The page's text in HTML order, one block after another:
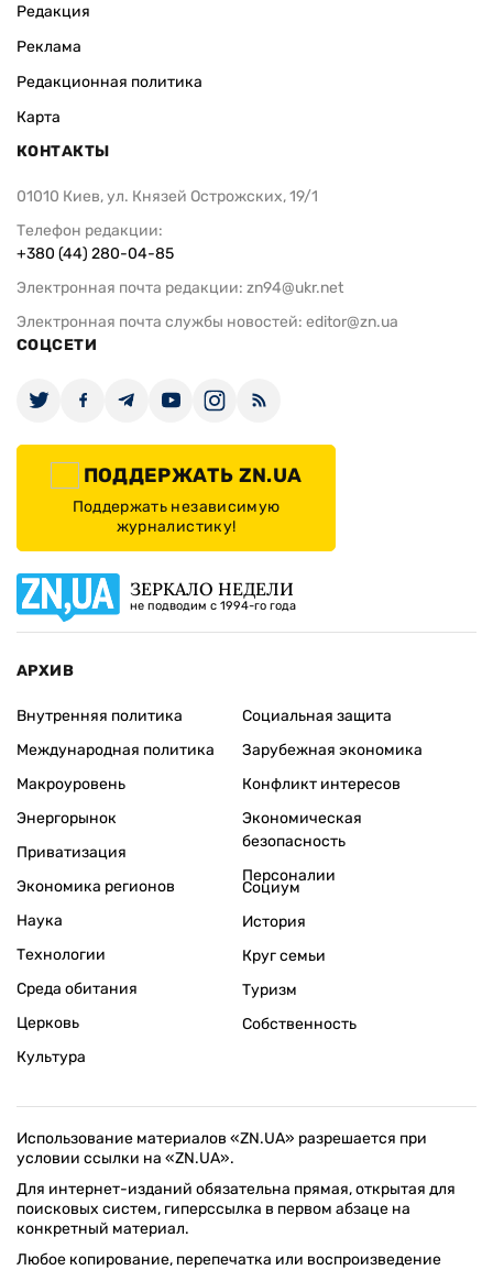
Редакция
Реклама
Редакционная политика
Карта
КОНТАКТЫ
01010 Киев, ул. Князей Острожских, 19/1
Телефон редакции:
+380 (44) 280-04-85
Электронная почта редакции: zn94@ukr.net
Электронная почта службы новостей: editor@zn.ua
СОЦСЕТИ
ПОДДЕРЖАТЬ ZN.UA
Поддержать независимую
журналистику!
ЗЕРКАЛО НЕДЕЛИ
не подводим с 1994-го года
АРХИВ
Внутренняя политика
Международная политика
Макроуровень
Энергорынок
Приватизация
Экономика регионов
Социальная защита
Зарубежная экономика
Конфликт интересов
Экономическая
безопасность
Персоналии
Наука
Технологии
Среда обитания
Церковь
Культура
Социум
История
Круг семьи
Туризм
Собственность
Использование материалов «ZN.UA» разрешается при
условии ссылки на «ZN.UA».
Для интернет-изданий обязательна прямая, открытая для
поисковых систем, гиперссылка в первом абзаце на
конкретный материал.
Любое копирование, перепечатка или воспроизведение